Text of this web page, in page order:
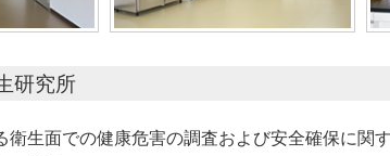
研究所
衛生面での健康危害の調査および安全確保に関